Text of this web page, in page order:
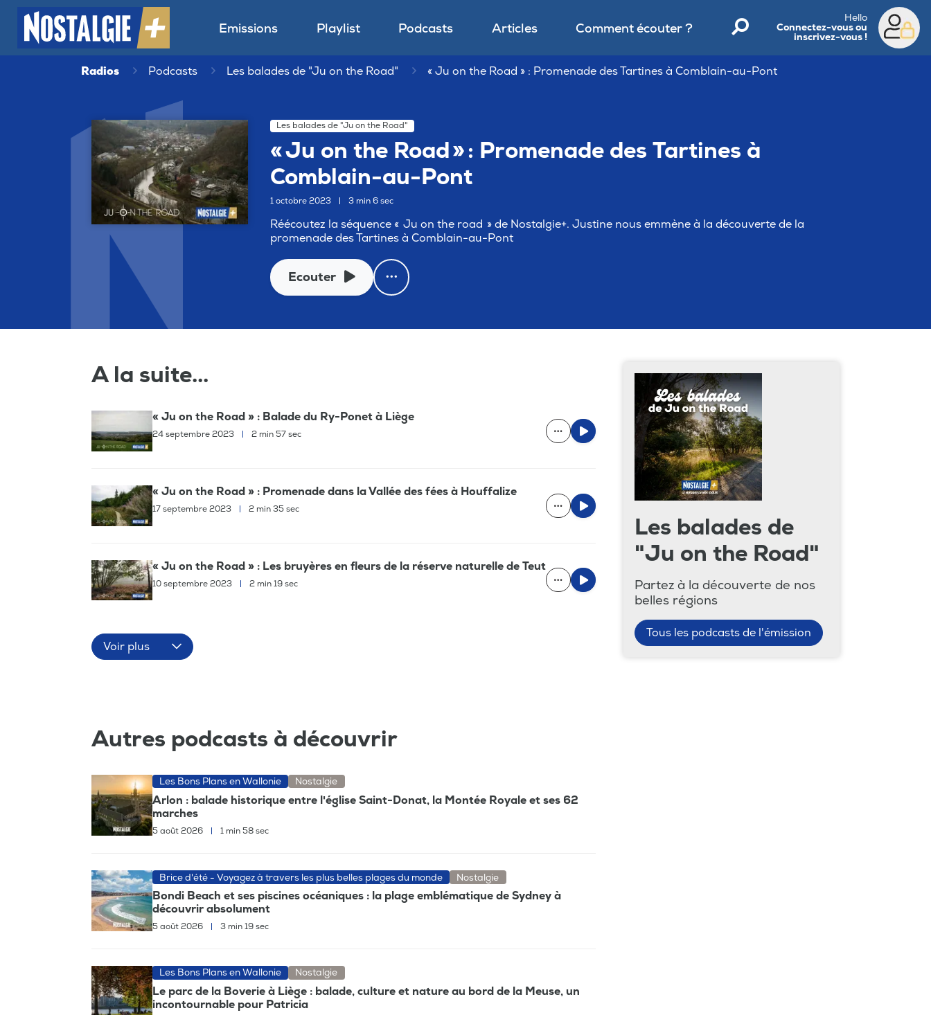
Emissions Playlist Podcasts Articles Comment écouter ?
Hello
Connectez-vous ou
inscrivez-vous !
Radios Podcasts Les balades de "Ju on the Road" « Ju on the Road » : Promenade des Tartines à Comblain-au-Pont
Les balades de "Ju on the Road"
« Ju on the Road » : Promenade des Tartines à
Comblain-au-Pont
1 octobre 2023 3 min 6 sec
Réécoutez la séquence « Ju on the road » de Nostalgie+. Justine nous emmène à la découverte de la
promenade des Tartines à Comblain-au-Pont
Ecouter
A la suite...
« Ju on the Road » : Balade du Ry-Ponet à Liège
24 septembre 2023 | 2 min 57 sec
« Ju on the Road » : Promenade dans la Vallée des fées à Houffalize
17 septembre 2023 | 2 min 35 sec
« Ju on the Road » : Les bruyères en fleurs de la réserve naturelle de Teut
10 septembre 2023 | 2 min 19 sec
Voir plus
Les balades de
"Ju on the Road"
Partez à la découverte de nos
belles régions
Tous les podcasts de l'émission
Autres podcasts à découvrir
Les Bons Plans en Wallonie Nostalgie
Arlon : balade historique entre l'église Saint-Donat, la Montée Royale et ses 62
marches
5 août 2026 1 min 58 sec
Brice d'été - Voyagez à travers les plus belles plages du monde Nostalgie
Bondi Beach et ses piscines océaniques : la plage emblématique de Sydney à
découvrir absolument
5 août 2026 3 min 19 sec
Les Bons Plans en Wallonie Nostalgie
Le parc de la Boverie à Liège : balade, culture et nature au bord de la Meuse, un
incontournable pour Patricia